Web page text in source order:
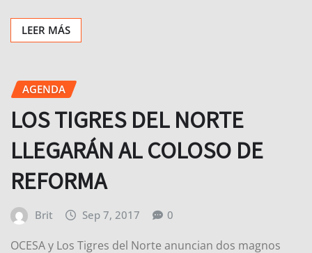
LEER MÁS
AGENDA
LOS TIGRES DEL NORTE
LLEGARÁN AL COLOSO DE
REFORMA
Brit Sep 7, 2017 0
OCESA y Los Tigres del Norte anuncian dos magnos